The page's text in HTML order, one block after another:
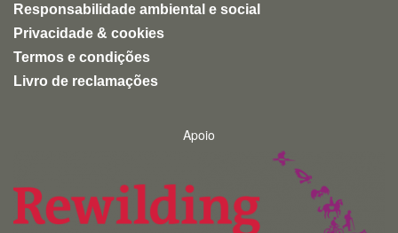
Responsabilidade ambiental e social
Privacidade & cookies
Termos e condições
Livro de reclamações
Apoio